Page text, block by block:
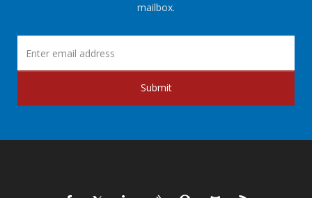
mailbox.
Submit